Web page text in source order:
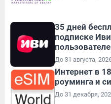
35 дней
подписке
До 31 августа,
Интернет в
роуминга и
До 31 декабря,